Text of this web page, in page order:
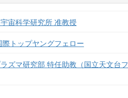
宙科学研究所 准教授
トップヤングフェロー
ズマ研究部 特任助教（国立天文台フ